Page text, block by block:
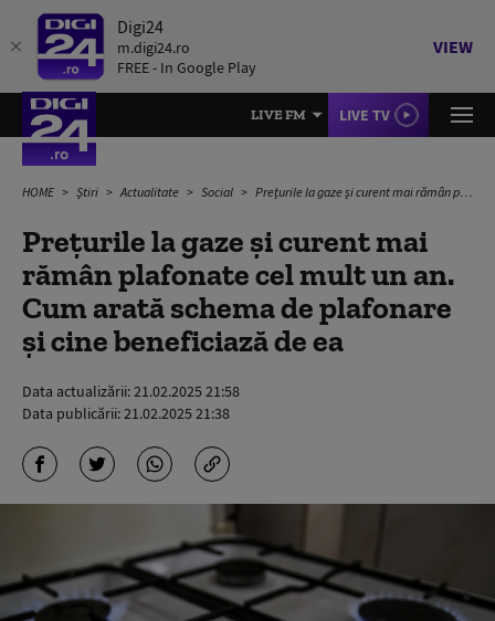
Digi24
m.digi24.ro
FREE - In Google Play
VIEW
LIVE FM LIVE TV
HOME Știri Actualitate Social Prețurile la gaze și curent mai rămân plafonate cel mult un an. Cum arată schema de plafonare și cine beneficiază de ea
Prețurile la gaze și curent mai
rămân plafonate cel mult un an.
Cum arată schema de plafonare
și cine beneficiază de ea
Data actualizării:21.02.2025 21:58
Data publicării:21.02.2025 21:38